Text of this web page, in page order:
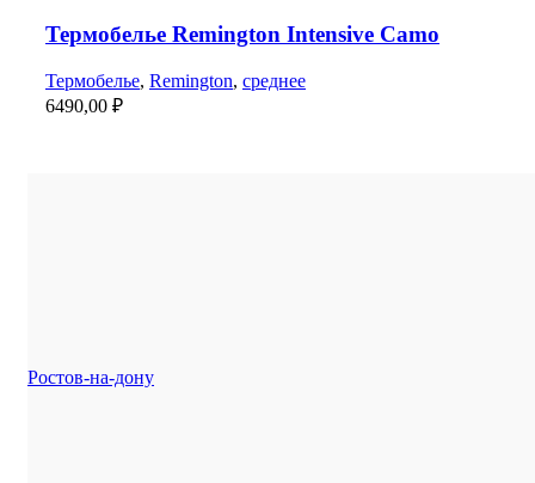
Термобелье Remington Intensive Camo
Термобелье, Remington, среднее
6490,00 ₽
Ростов-на-дону